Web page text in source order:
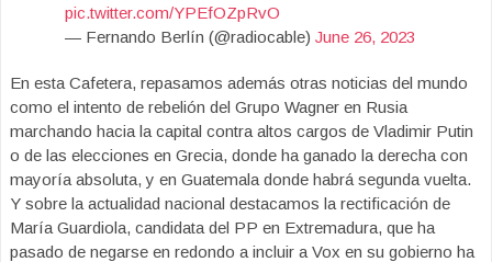
pic.twitter.com/YPEfOZpRvO
— Fernando Berlín (@radiocable) June 26, 2023
En esta Cafetera, repasamos además otras noticias del mundo
como el intento de rebelión del Grupo Wagner en Rusia
marchando hacia la capital contra altos cargos de Vladimir Putin
o de las elecciones en Grecia, donde ha ganado la derecha con
mayoría absoluta, y en Guatemala donde habrá segunda vuelta.
Y sobre la actualidad nacional destacamos la rectificación de
María Guardiola, candidata del PP en Extremadura, que ha
pasado de negarse en redondo a incluir a Vox en su gobierno ha